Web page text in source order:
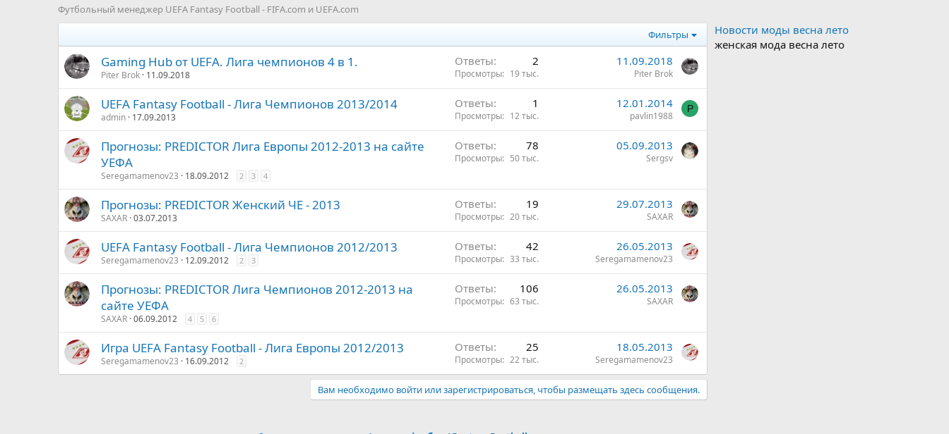
Футбольный менеджер UEFA Fantasy Football - FIFA.com и UEFA.com
Фильтры
Gaming Hub от UEFA. Лига чемпионов 4 в 1.
Piter Brok 11.09.2018
Ответы 2
Просмотры 19 тыс.
11.09.2018
Piter Brok
UEFA Fantasy Football - Лига Чемпионов 2013/2014
admin 17.09.2013
Ответы 1
Просмотры 12 тыс.
12.01.2014
pavlin1988
P
Прогнозы: PREDICTOR Лига Европы 2012-2013 на сайте
УЕФА
Seregamamenov23 18.09.2012 2 3 4
Ответы 78
Просмотры 50 тыс.
05.09.2013
Sergsv
Прогнозы: PREDICTOR Женский ЧЕ - 2013
SAXAR 03.07.2013
Ответы 19
Просмотры 20 тыс.
29.07.2013
SAXAR
UEFA Fantasy Football - Лига Чемпионов 2012/2013
Seregamamenov23 12.09.2012 2 3
Ответы 42
Просмотры 33 тыс.
26.05.2013
Seregamamenov23
Прогнозы: PREDICTOR Лига Чемпионов 2012-2013 на
сайте УЕФА
SAXAR 06.09.2012 4 5 6
Ответы 106
Просмотры 63 тыс.
26.05.2013
SAXAR
Игра UEFA Fantasy Football - Лига Европы 2012/2013
Seregamamenov23 16.09.2012 2
Ответы 25
Просмотры 22 тыс.
18.05.2013
Seregamamenov23
Вам необходимо войти или зарегистрироваться, чтобы размещать здесь сообщения.
Новости моды весна лето
женская мода весна лето